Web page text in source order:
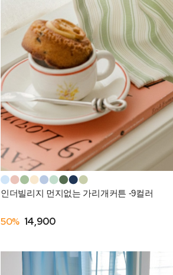
인더빌리지 먼지없는 가리개커튼 -9컬러
50% 14,900